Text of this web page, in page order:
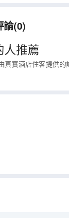
論(0)
人推薦
真實酒店住客提供的